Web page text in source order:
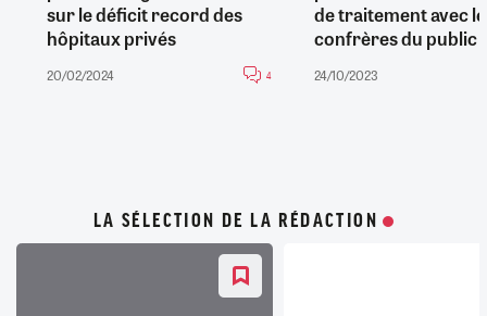
sur le déficit record des
hôpitaux privés
20/02/2024 4
de traitement avec
confrères du public
24/10/2023
LA SÉLECTION DE LA RÉDACTION